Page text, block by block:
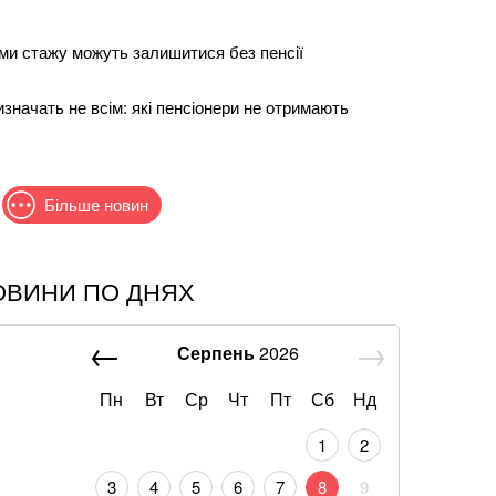
стажу можуть залишитися без пенсії
не всім: які пенсіонери не отримають
Більше новин
навіть не прийшов потиснути руку президенту
накриє Україну: Діденко назвала дату
спеки
ПО ДНЯХ
Серпень2026
Пн
Вт Ср Чт Пт Сб Нд
1
2
3
4 5 6 7 8
9